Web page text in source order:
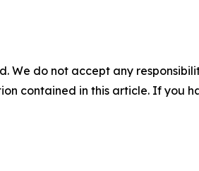
We do not accept any
contained in this article. If you